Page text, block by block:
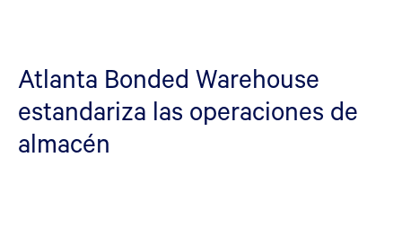
Atlanta Bonded Warehouse
estandariza las operaciones de
almacén